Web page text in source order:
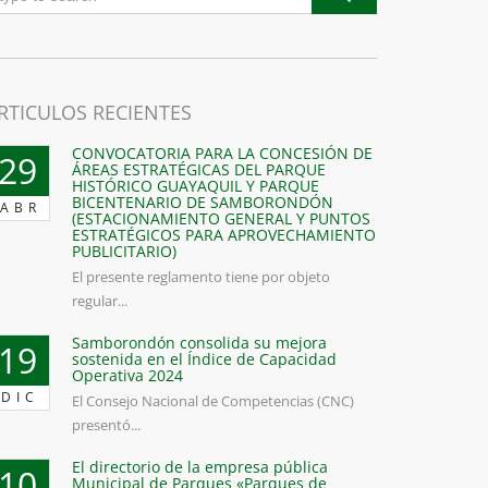
RECIENTES
ABR
CONVOCATORIA PARA LA CONCESIÓN DE
ÁREAS ESTRATÉGICAS DEL PARQUE
HISTÓRICO GUAYAQUIL Y PARQUE
BICENTENARIO DE SAMBORONDÓN
(ESTACIONAMIENTO GENERAL Y PUNTOS
ESTRATÉGICOS PARA APROVECHAMIENTO
PUBLICITARIO)
El presente reglamento tiene por objeto
regular...
DIC
Samborondón consolida su mejora
sostenida en el Índice de Capacidad
Operativa 2024
El Consejo Nacional de Competencias (CNC)
presentó...
El directorio de la empresa pública
Municipal de Parques «Parques de